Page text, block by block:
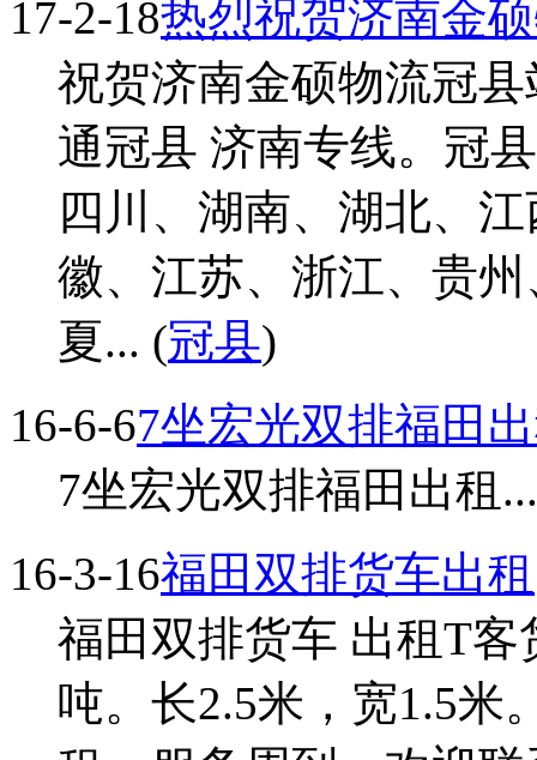
17-2-18热烈祝贺济南金
祝贺济南金硕物流冠
通冠县 济南专线。冠
四川、湖南、湖北、
徽、江苏、浙江、贵
夏... (冠县)
16-6-67坐宏光双排福田
7坐宏光双排福田出租
16-3-16福田双排货车出租
福田双排货车 出租T
吨。长2.5米，宽1.5米